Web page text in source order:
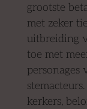
grootste
met zeker
uitbreiding
toe met
personages
kerkers,